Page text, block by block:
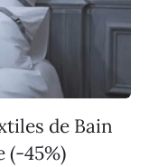
de Bain
(-45%)